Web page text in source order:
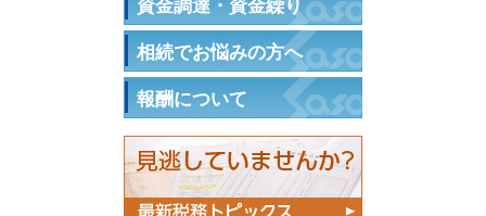
資金調達・資金繰り
相続でお悩みの方へ
報酬について